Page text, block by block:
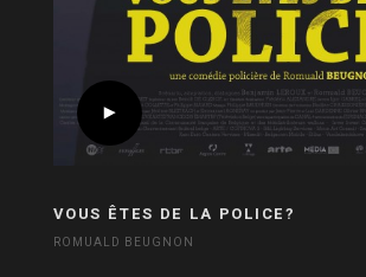
VOUS ÊTES DE LA POLICE?
ROMUALD BEUGNON